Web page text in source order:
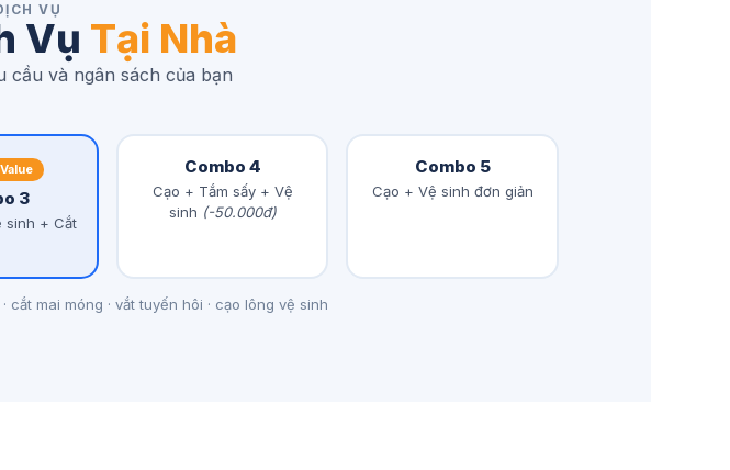
VỤ
Vụ Tại Nhà
và ngân sách của bạn
3
sinh + Cắt
Combo 4
Cạo + Tắm sấy + Vệ
sinh (-50.000đ)
Combo 5
Cạo + Vệ sinh đơn giản
mai móng · vắt tuyến hôi · cạo lông vệ sinh